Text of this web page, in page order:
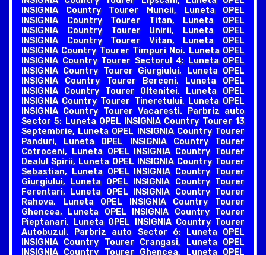
INSIGNIA Country Tourer Muncii, Luneta OPEL
INSIGNIA Country Tourer Titan, Luneta OPEL
INSIGNIA Country Tourer Unirii, Luneta OPEL
INSIGNIA Country Tourer Vitan, Luneta OPEL
INSIGNIA Country Tourer Timpuri Noi. Luneta OPEL
INSIGNIA Country Tourer Sectorul 4: Luneta OPEL
INSIGNIA Country Tourer Giurgiului, Luneta OPEL
INSIGNIA Country Tourer Berceni, Luneta OPEL
INSIGNIA Country Tourer Oltenitei, Luneta OPEL
INSIGNIA Country Tourer Tineretului, Luneta OPEL
INSIGNIA Country Tourer Vacaresti. Parbriz auto
Sector 5: Luneta OPEL INSIGNIA Country Tourer 13
Septembrie, Luneta OPEL INSIGNIA Country Tourer
Panduri, Luneta OPEL INSIGNIA Country Tourer
Cotroceni, Luneta OPEL INSIGNIA Country Tourer
Dealul Spirii, Luneta OPEL INSIGNIA Country Tourer
Sebastian, Luneta OPEL INSIGNIA Country Tourer
Giurgiului, Luneta OPEL INSIGNIA Country Tourer
Ferentari, Luneta OPEL INSIGNIA Country Tourer
Rahova, Luneta OPEL INSIGNIA Country Tourer
Ghencea, Luneta OPEL INSIGNIA Country Tourer
Pieptanari, Luneta OPEL INSIGNIA Country Tourer
Autobuzul. Parbriz auto Sector 6: Luneta OPEL
INSIGNIA Country Tourer Crangasi, Luneta OPEL
INSIGNIA Country Tourer Ghencea, Luneta OPEL